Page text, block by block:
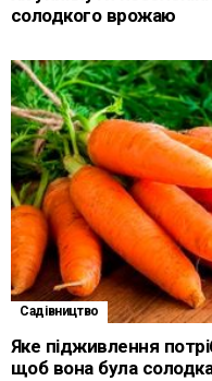
солодкого врожаю
Садівництво
Яке підживлення
щоб вона була